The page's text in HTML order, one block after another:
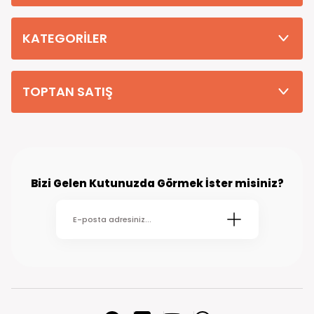
teslim edilmektedir. (kırsal köy kasaba gibi yerlere bu süre 7 güne
KATEGORİLER
TOPTAN SATIŞ
Bizi Gelen Kutunuzda Görmek İster misiniz?